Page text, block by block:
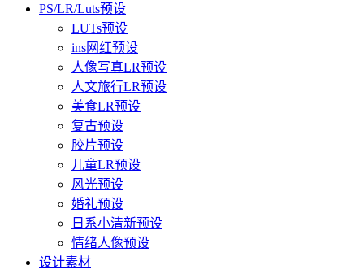
PS/LR/Luts预设
LUTs预设
ins网红预设
人像写真LR预设
人文旅行LR预设
美食LR预设
复古预设
胶片预设
儿童LR预设
风光预设
婚礼预设
日系小清新预设
情绪人像预设
设计素材